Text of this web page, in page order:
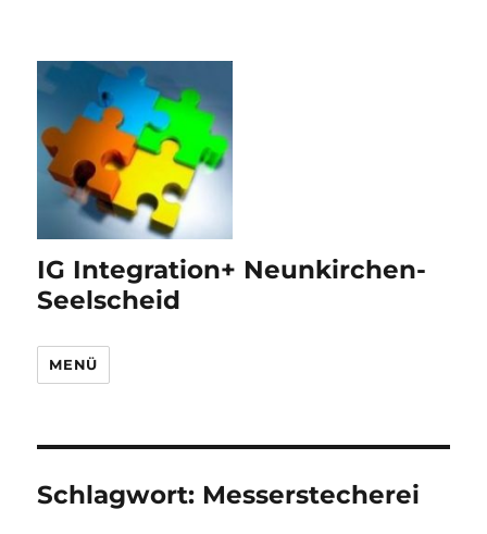
IG Integration+ Neunkirchen-
Seelscheid
MENÜ
Schlagwort: Messerstecherei